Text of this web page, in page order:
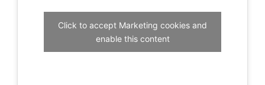
Click to accept Marketing cookies and
enable this content